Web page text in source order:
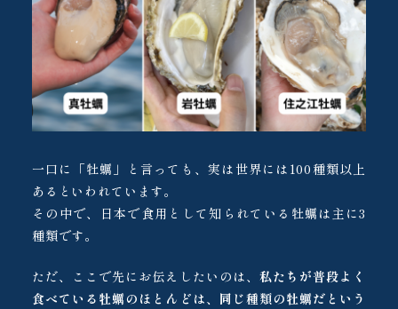
一口に「牡蠣」と言っても、実は世界には100種類以上
あるといわれています。
その中で、日本で食用として知られている牡蠣は主に3
種類です。
ただ、ここで先にお伝えしたいのは、 私たちが普段よく
食べている牡蠣のほとんどは、同じ種類の牡蠣だという